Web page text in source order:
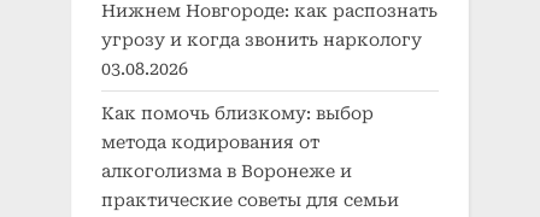
Нижнем Новгороде: как распознать
угрозу и когда звонить наркологу
03.08.2026
Как помочь близкому: выбор
метода кодирования от
алкоголизма в Воронеже и
практические советы для семьи